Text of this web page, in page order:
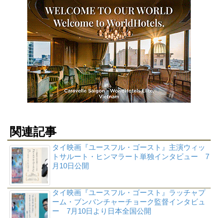
関連記事
タイ映画『ユースフル・ゴースト』主演ウィッ
トサルート・ヒンマラート単独インタビュー 7
月10日公開
タイ映画『ユースフル・ゴースト』ラッチャプ
ーム・ブンバンチャーチョーク監督インタビュ
ー 7月10日より日本全国公開